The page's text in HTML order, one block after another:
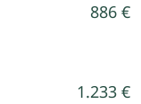
886 €
1.233 €